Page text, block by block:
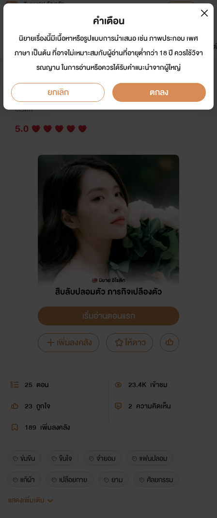
Tunwalai ธัญวลัย
หน้าแรก นิยาย อีบุ๊ก การ์ตูน
มาใหม่
ดรีมแชท ธัญลิสต์
สืบลับปลอมตัว ภารกิจเปลืองตัว
นักเขียน: เพียวดล
อีโรติก
5.0
เริ่มอ่านตอนแรก
เพิ่มลงคลัง
ให้ดาว
25 ตอน 23.4K เข้าชม
23 ถูกใจ 2 ความคิดเห็น
189 เพิ่มลงคลัง
ข่มขืน ขืนใจ จำยอม
แฟนปลอม
แก้ผ้า
เปลือยกาย ยาม
ศัลยกรรม
สาวสวย
แสดงเพิ่มเติม
คำเตือน
นิยายเรื่องนี้มีเนื้อหาหรือรูปแบบการนำเสนอ เช่น ภาพประกอบ เพศ
ภาษา เป็นต้น ที่อาจไม่เหมาะสมกับผู้อ่านที่อายุต่ำกว่า 18 ปี ควรใช้วิจา
รณญาน ในการอ่านหรือควรได้รับคำแนะนำจากผู้ใหญ่
ยกเลิก ตกลง